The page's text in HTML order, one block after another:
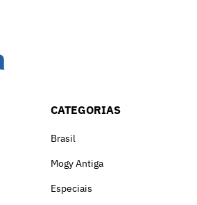
CATEGORIAS
Brasil
Mogy Antiga
Especiais